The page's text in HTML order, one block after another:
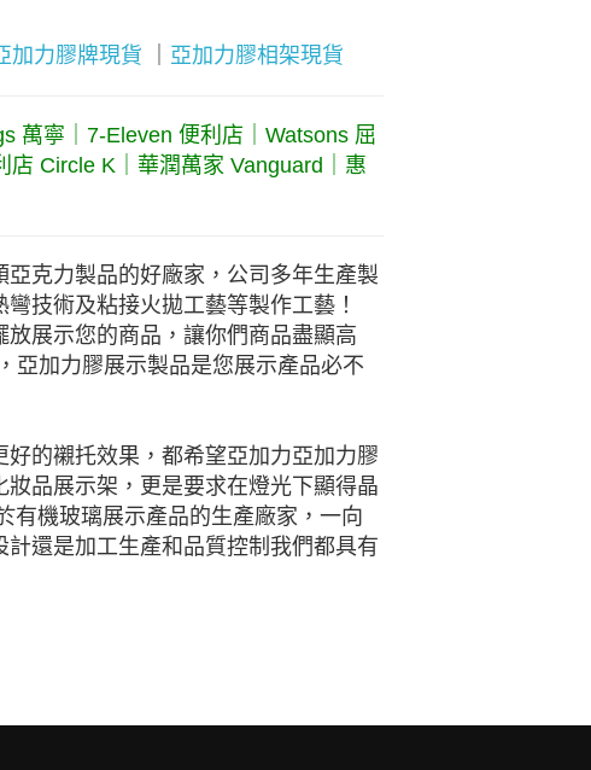
加力膠牌現貨 亞加力膠相架現貨
萬寧｜7-Eleven 便利店｜Watsons 屈
Circle K｜華潤萬家 Vanguard｜惠
克力製品的好廠家，公司多年生產製
技術及粘接火拋工藝等製作工藝！
展示您的商品，讓你們商品盡顯高
亞加力膠展示製品是您展示產品必不
的襯托效果，都希望亞加力亞加力膠
品展示架，更是要求在燈光下顯得晶
有機玻璃展示產品的生產廠家，一向
還是加工生產和品質控制我們都具有